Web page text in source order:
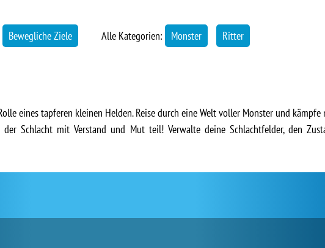
Bewegliche Ziele Alle Kategorien: Monster Ritter
eines tapferen kleinen Helden. Reise durch eine Welt voller Monster und kämpfe
Schlacht mit Verstand und Mut teil! Verwalte deine Schlachtfelder, den